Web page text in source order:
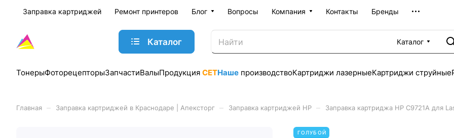
Заправка картриджей Ремонт принтеров Блог Вопросы Компания Контакты Бренды
Каталог
Каталог
ТонерыФоторецепторыЗапчастиВалыПродукция CETНаше производствоКартриджи лазерныеКартриджи струйные
Главная Заправка картриджей в Краснодаре | Апексторг Заправка картриджей HP Заправка картриджа HP C9721A для
ГОЛУБОЙ